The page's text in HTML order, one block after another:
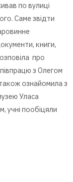
по вулиці
Саме звідти
книги,
про
з Олегом
ознайомила з
Уласа
учні пообіцяли